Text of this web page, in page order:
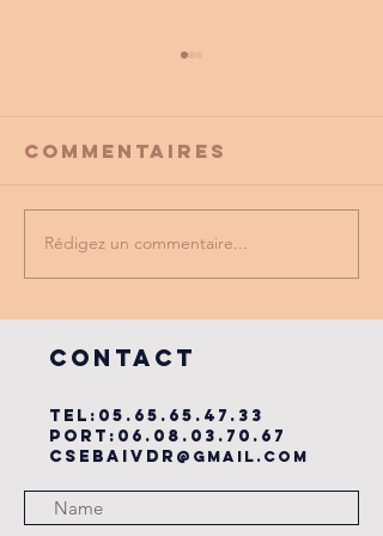
PROMO
PARTENAIRE
Commentaires
Rédigez un commentaire...
COntact
TEL: 05.65.65.47.33
PORT: 06.08.03.70.67
csebaivdr @gmail.com